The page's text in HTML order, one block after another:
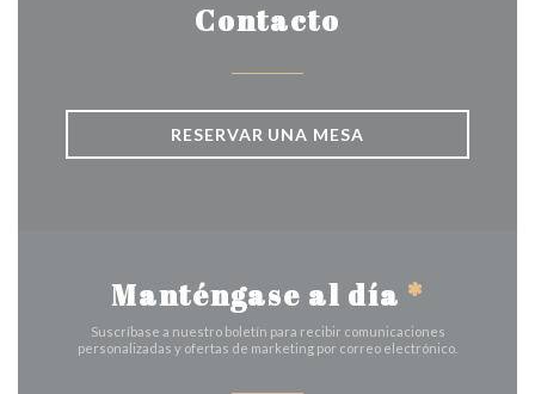
Contacto
RESERVAR UNA MESA
Manténgase al día *
Suscríbase a nuestro boletín para recibir comunicaciones
personalizadas y ofertas de marketing por correo electrónico.